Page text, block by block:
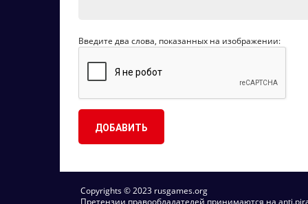
Введите два слова, показанных на изображении:
Copyrights © 2023 rusgames.org
Претензии правообладателей принимаются на